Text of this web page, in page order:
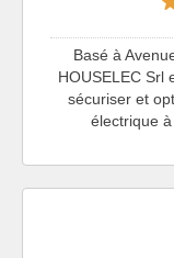
Basé à
HOUSELEC Srl
sécuriser et
électrique